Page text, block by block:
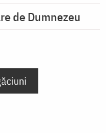
de Dumnezeu